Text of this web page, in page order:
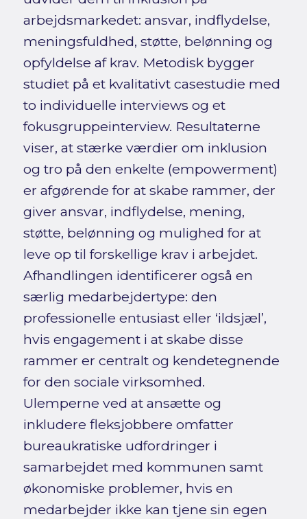
arbejdsmarkedet: ansvar, indflydelse,
meningsfuldhed, støtte, belønning og
opfyldelse af krav. Metodisk bygger
studiet på et kvalitativt casestudie med
to individuelle interviews og et
fokusgruppeinterview. Resultaterne
viser, at stærke værdier om inklusion
og tro på den enkelte (empowerment)
er afgørende for at skabe rammer, der
giver ansvar, indflydelse, mening,
støtte, belønning og mulighed for at
leve op til forskellige krav i arbejdet.
Afhandlingen identificerer også en
særlig medarbejdertype: den
professionelle entusiast eller ‘ildsjæl’,
hvis engagement i at skabe disse
rammer er centralt og kendetegnende
for den sociale virksomhed.
Ulemperne ved at ansætte og
inkludere fleksjobbere omfatter
bureaukratiske udfordringer i
samarbejdet med kommunen samt
økonomiske problemer, hvis en
medarbejder ikke kan tjene sin egen